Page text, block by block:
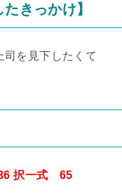
きっかけ】
司を見下したくて
択一式 65